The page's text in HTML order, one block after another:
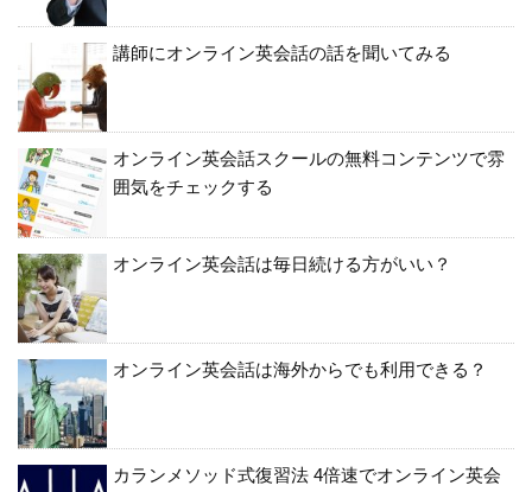
講師にオンライン英会話の話を聞いてみる
オンライン英会話スクールの無料コンテンツで雰
囲気をチェックする
オンライン英会話は毎日続ける方がいい？
オンライン英会話は海外からでも利用できる？
カランメソッド式復習法 4倍速でオンライン英会